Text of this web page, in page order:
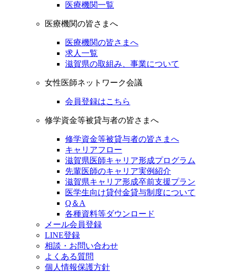
医療機関一覧
医療機関の皆さまへ
医療機関の皆さまへ
求人一覧
滋賀県の取組み、事業について
女性医師ネットワーク会議
会員登録はこちら
修学資金等被貸与者の皆さまへ
修学資金等被貸与者の皆さまへ
キャリアフロー
滋賀県医師キャリア形成プログラム
先輩医師のキャリア実例紹介
滋賀県キャリア形成卒前支援プラン
医学生向け貸付金貸与制度について
Q＆A
各種資料等ダウンロード
メール会員登録
LINE登録
相談・お問い合わせ
よくある質問
個人情報保護方針